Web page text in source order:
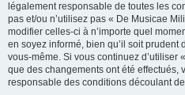
légalement responsable de toutes les
pas et/ou n’utilisez pas « De Musicae
modifier celles-ci à n’importe quel
en soyez informé, bien qu’il soit
vous-même. Si vous continuez d’utiliser
que des changements ont été effectués,
responsable des conditions découlant